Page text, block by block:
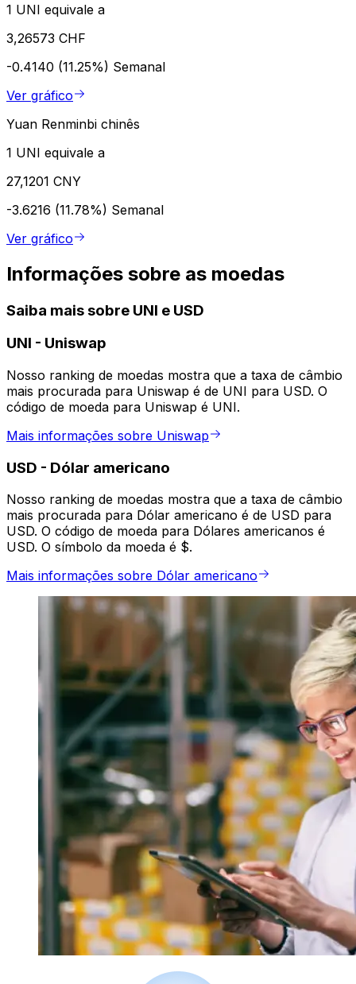
1 UNI equivale a
3,26573 CHF
-0.4140 (11.25%) Semanal
Ver gráfico
Yuan Renminbi chinês
1 UNI equivale a
27,1201 CNY
-3.6216 (11.78%) Semanal
Ver gráfico
Informações sobre as moedas
Saiba mais sobre UNI e USD
UNI - Uniswap
Nosso ranking de moedas mostra que a taxa de câmbio
mais procurada para Uniswap é de UNI para USD. O
código de moeda para Uniswap é UNI.
Mais informações sobre Uniswap
USD - Dólar americano
Nosso ranking de moedas mostra que a taxa de câmbio
mais procurada para Dólar americano é de USD para
USD. O código de moeda para Dólares americanos é
USD. O símbolo da moeda é $.
Mais informações sobre Dólar americano